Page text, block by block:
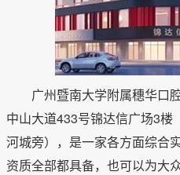
广州暨南大学附属穗华口
中山大道433号锦达信广场3
河城旁），是一家各方面综合
资质全部都具备，也可以为大